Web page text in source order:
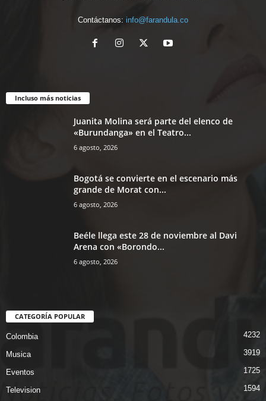
Contáctanos: info@farandula.co
Incluso más noticias
Juanita Molina será parte del elenco de
«Burundanga» en el Teatro...
6 agosto, 2026
Bogotá se convierte en el escenario más
grande de Morat con...
6 agosto, 2026
Beéle llega este 28 de noviembre al Davi
Arena con «Borondo...
6 agosto, 2026
CATEGORÍA POPULAR
Colombia 4232
Musica 3919
Eventos 1725
Television 1594